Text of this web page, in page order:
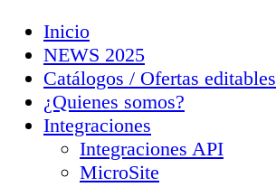
Inicio
NEWS 2025
Catálogos / Ofertas editables
¿Quienes somos?
Integraciones
Integraciones API
MicroSite